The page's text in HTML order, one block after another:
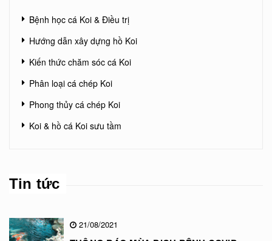
Bệnh học cá Koi & Điều trị
Hướng dẫn xây dựng hồ Koi
Kiến thức chăm sóc cá Koi
Phân loại cá chép Koi
Phong thủy cá chép Koi
Koi & hồ cá Koi sưu tầm
Tin tức
21/08/2021